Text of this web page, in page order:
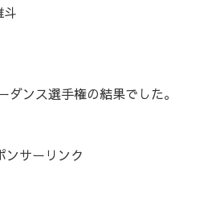
ンス選手権の結果でした。
ンサーリンク